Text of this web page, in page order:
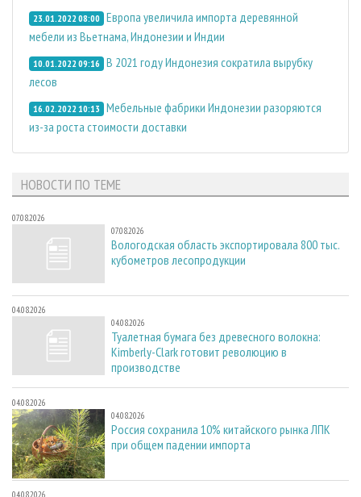
23.01.2022 08:00 Европа увеличила импорта деревянной
мебели из Вьетнама, Индонезии и Индии
10.01.2022 09:16 В 2021 году Индонезия сократила вырубку
лесов
16.02.2022 10:13 Мебельные фабрики Индонезии разоряются
из-за роста стоимости доставки
НОВОСТИ ПО ТЕМЕ
07.08.2026
07.08.2026
Вологодская область экспортировала 800 тыс.
кубометров лесопродукции
04.08.2026
04.08.2026
Туалетная бумага без древесного волокна:
Kimberly-Clark готовит революцию в
производстве
04.08.2026
04.08.2026
Россия сохранила 10% китайского рынка ЛПК
при общем падении импорта